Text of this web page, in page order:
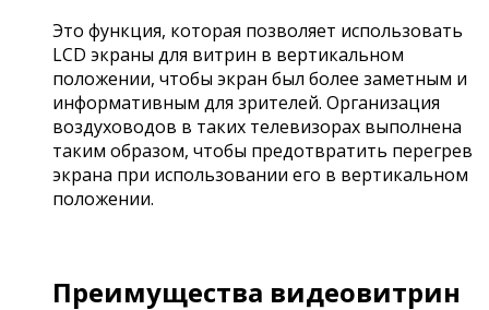
Это функция, которая позволяет использовать
LCD экраны для витрин в вертикальном
положении, чтобы экран был более заметным и
информативным для зрителей. Организация
воздуховодов в таких телевизорах выполнена
таким образом, чтобы предотвратить перегрев
экрана при использовании его в вертикальном
положении.
Преимущества видеовитрин